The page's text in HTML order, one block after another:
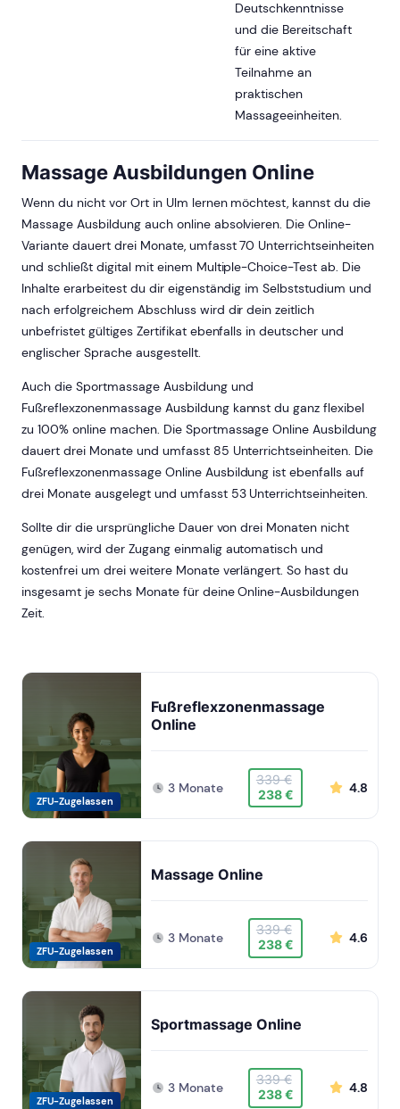
Deutschkenntnisse
und die Bereitschaft
für eine aktive
Teilnahme an
praktischen
Massageeinheiten.
Massage Ausbildungen Online
Wenn du nicht vor Ort in Ulm lernen möchtest, kannst du die
Massage Ausbildung auch online absolvieren. Die Online-
Variante dauert drei Monate, umfasst 70 Unterrichtseinheiten
und schließt digital mit einem Multiple-Choice-Test ab. Die
Inhalte erarbeitest du dir eigenständig im Selbststudium und
nach erfolgreichem Abschluss wird dir dein zeitlich
unbefristet gültiges Zertifikat ebenfalls in deutscher und
englischer Sprache ausgestellt.
Auch die Sportmassage Ausbildung und
Fußreflexzonenmassage Ausbildung kannst du ganz flexibel
zu 100% online machen. Die Sportmassage Online Ausbildung
dauert drei Monate und umfasst 85 Unterrichtseinheiten. Die
Fußreflexzonenmassage Online Ausbildung ist ebenfalls auf
drei Monate ausgelegt und umfasst 53 Unterrichtseinheiten.
Sollte dir die ursprüngliche Dauer von drei Monaten nicht
genügen, wird der Zugang einmalig automatisch und
kostenfrei um drei weitere Monate verlängert. So hast du
insgesamt je sechs Monate für deine Online-Ausbildungen
Zeit.
ZFU-Zugelassen
Fußreflexzonenmassage
Online
3 Monate
339 €
238 €
4.8
ZFU-Zugelassen
Massage Online
3 Monate
339 €
238 €
4.6
ZFU-Zugelassen
Sportmassage Online
3 Monate
339 €
238 €
4.8